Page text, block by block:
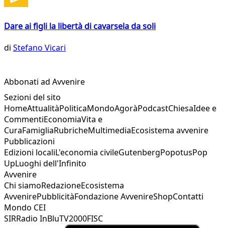
Dare ai figli la libertà di cavarsela da soli
di Stefano Vicari
Abbonati ad Avvenire
Sezioni del sito
HomeAttualitàPoliticaMondoAgoràPodcastChiesaIdee e
CommentiEconomiaVita e
CuraFamigliaRubricheMultimediaEcosistema avvenire
Pubblicazioni
Edizioni localiL'economia civileGutenbergPopotusPop
UpLuoghi dell'Infinito
Avvenire
Chi siamoRedazioneEcosistema
AvvenirePubblicitàFondazione AvvenireShopContatti
Mondo CEI
SIRRadio InBluTV2000FISC